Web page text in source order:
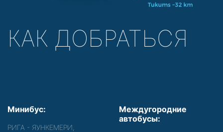
КАК ДОБРАТЬСЯ
Минибус:
РИГА - ЯУНКЕМЕРИ,
Междугородние
автобусы: